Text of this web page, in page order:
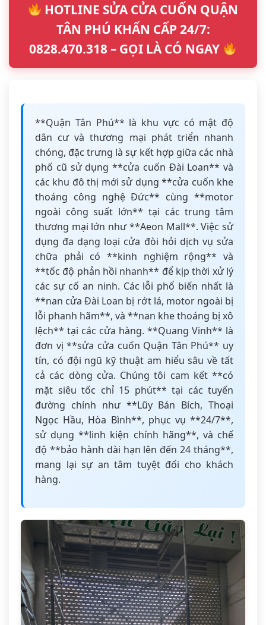
HOTLINE SỬA CỬA CUỐN QUẬN
TÂN PHÚ KHẨN CẤP 24/7:
0828.470.318 – GỌI LÀ CÓ NGAY
**Quận Tân Phú** là khu vực có mật độ
dân cư và thương mại phát triển nhanh
chóng, đặc trưng là sự kết hợp giữa các nhà
phố cũ sử dụng **cửa cuốn Đài Loan** và
các khu đô thị mới sử dụng **cửa cuốn khe
thoáng công nghệ Đức** cùng **motor
ngoài công suất lớn** tại các trung tâm
thương mại lớn như **Aeon Mall**. Việc sử
dụng đa dạng loại cửa đòi hỏi dịch vụ sửa
chữa phải có **kinh nghiệm rộng** và
**tốc độ phản hồi nhanh** để kịp thời xử lý
các sự cố an ninh. Các lỗi phổ biến nhất là
**nan cửa Đài Loan bị rớt lá, motor ngoài bị
lỗi phanh hãm**, và **nan khe thoáng bị xô
lệch** tại các cửa hàng. **Quang Vinh** là
đơn vị **sửa cửa cuốn Quận Tân Phú** uy
tín, có đội ngũ kỹ thuật am hiểu sâu về tất
cả các dòng cửa. Chúng tôi cam kết **có
mặt siêu tốc chỉ 15 phút** tại các tuyến
đường chính như **Lũy Bán Bích, Thoại
Ngọc Hầu, Hòa Bình**, phục vụ **24/7**,
sử dụng **linh kiện chính hãng**, và chế
độ **bảo hành dài hạn lên đến 24 tháng**,
mang lại sự an tâm tuyệt đối cho khách
hàng.